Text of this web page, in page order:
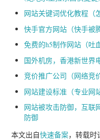
网站关键词优化教程（
快手官方网站（快手被
免费的h5制作网站（吐
国外机房，香港新世界
竞价推广公司（网络竞
网站建设标准（专业网
网站被攻击防御，互联
防御
本文出自快速备案，转载时